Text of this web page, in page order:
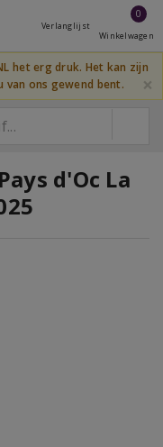
Verlanglijst
0
Winkelwagen
het erg druk. Het kan zijn
ons gewend bent.
×
d'Oc La